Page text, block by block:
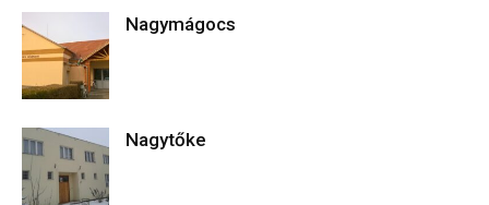
Nagymágocs
Nagytőke